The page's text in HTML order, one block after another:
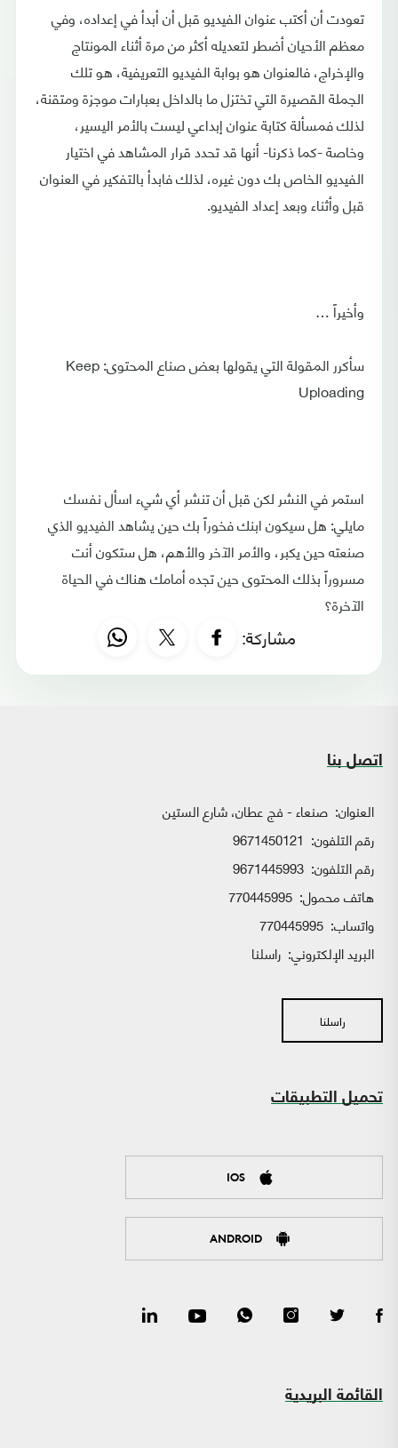
تعودت أن أكتب عنوان الفيديو قبل أن أبدأ في إعداده، وفي
معظم الأحيان أضطر لتعديله أكثر من مرة أثناء المونتاج
والإخراج، فالعنوان هو بوابة الفيديو التعريفية، هو تلك
الجملة القصيرة التي تختزل ما بالداخل بعبارات موجزة ومتقنة،
لذلك فمسألة كتابة عنوان إبداعي ليست بالأمر اليسير،
وخاصة -كما ذكرنا- أنها قد تحدد قرار المشاهد في اختيار
الفيديو الخاص بك دون غيره، لذلك فابدأ بالتفكير في العنوان
قبل وأثناء وبعد إعداد الفيديو.
وأخيراً …
سأكرر المقولة التي يقولها بعض صناع المحتوى: Keep
Uploading
استمر في النشر لكن قبل أن تنشر أي شيء اسأل نفسك
مايلي: هل سيكون ابنك فخوراً بك حين يشاهد الفيديو الذي
صنعته حين يكبر، والأمر الآخر والأهم، هل ستكون أنت
مسروراً بذلك المحتوى حين تجده أمامك هناك في الحياة
الآخرة؟
مشاركة:
اتصل بنا
العنوان: صنعاء - فج عطان، شارع الستين
رقم التلفون: 9671450121
رقم التلفون: 9671445993
هاتف محمول: 770445995
واتساب:
البريد الإلكتروني: راسلنا
راسلنا
تحميل التطبيقات
IOS
ANDROID
القائمة البريدية